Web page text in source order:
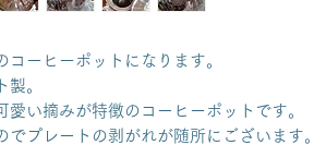
コーヒーポットになります。
製。
愛い摘みが特徴のコーヒーポットです。
でプレートの剥がれが随所にございます。